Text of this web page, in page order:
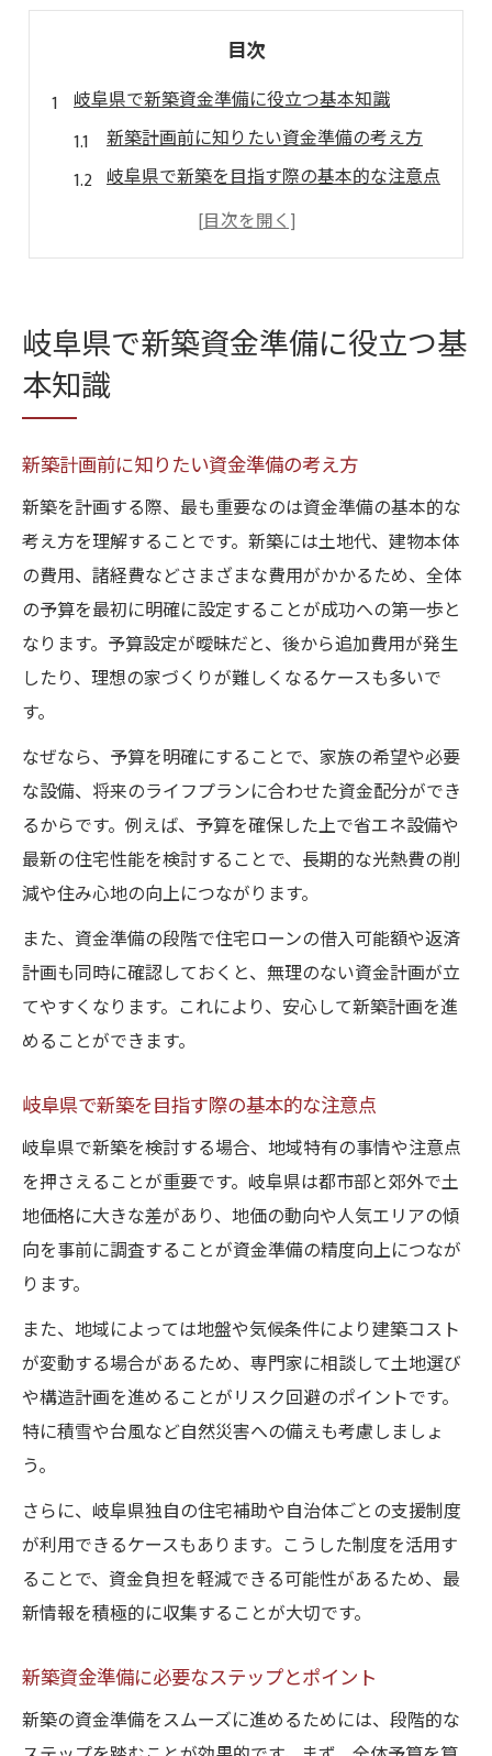
目次
岐阜県で新築資金準備に役立つ基本知識
新築計画前に知りたい資金準備の考え方
岐阜県で新築を目指す際の基本的な注意点
新築資金準備に必要なステップとポイント
岐阜県新築で押さえる費用の内訳と特徴
新築の夢を叶えるための資金計画術
新築成功に導く資金計画の立て方と工夫
資金シュミレーションで新築を身近に
初めての岐阜県新築に必要な準備とは
新築初心者が押さえるべき準備の流れ
岐阜県で初めて新築する際の重要ポイント
資金準備を円滑に進めるための注意点
必要書類や手続きの基本を新築目線で解説
資金面で安心して新築計画を進めるコツ
新築計画で資金不安を減らすための工夫
岐阜県新築で安心できる資金管理方法
資金計画の見直しで新築の不安を解消
新築資金を確保するための賢い進め方
安心して進めるための新築資金チェック
岐阜県における新築資金のポイント整理
新築資金計画で押さえる岐阜県の特徴
岐阜県で活用できる新築資金のコツ
新築計画時に整理すべき資金ポイント
岐阜県ならではの新築資金事情の把握
新築予算作成で押さえるべき注意点
新築の予算を組む際のポイントと注意点
岐阜県新築で予算管理を成功させるコツ
新築予算組みで陥りやすい失敗例と対策
資金準備と予算を両立させる新築の工夫
岐阜県で新築資金準備に役立つ基
本知識
新築計画前に知りたい資金準備の考え方
新築を計画する際、最も重要なのは資金準備の基本的な
考え方を理解することです。新築には土地代、建物本体
の費用、諸経費などさまざまな費用がかかるため、全体
の予算を最初に明確に設定することが成功への第一歩と
なります。予算設定が曖昧だと、後から追加費用が発生
したり、理想の家づくりが難しくなるケースも多いで
す。
なぜなら、予算を明確にすることで、家族の希望や必要
な設備、将来のライフプランに合わせた資金配分ができ
るからです。例えば、予算を確保した上で省エネ設備や
最新の住宅性能を検討することで、長期的な光熱費の削
減や住み心地の向上につながります。
また、資金準備の段階で住宅ローンの借入可能額や返済
計画も同時に確認しておくと、無理のない資金計画が立
てやすくなります。これにより、安心して新築計画を進
めることができます。
岐阜県で新築を目指す際の基本的な注意点
岐阜県で新築を検討する場合、地域特有の事情や注意点
を押さえることが重要です。岐阜県は都市部と郊外で土
地価格に大きな差があり、地価の動向や人気エリアの傾
向を事前に調査することが資金準備の精度向上につなが
ります。
また、地域によっては地盤や気候条件により建築コスト
が変動する場合があるため、専門家に相談して土地選び
や構造計画を進めることがリスク回避のポイントです。
特に積雪や台風など自然災害への備えも考慮しましょ
う。
さらに、岐阜県独自の住宅補助や自治体ごとの支援制度
が利用できるケースもあります。こうした制度を活用す
ることで、資金負担を軽減できる可能性があるため、最
新情報を積極的に収集することが大切です。
新築資金準備に必要なステップとポイント
新築の資金準備をスムーズに進めるためには、段階的な